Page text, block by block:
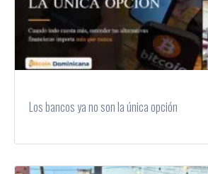
Los bancos ya no son la única opción